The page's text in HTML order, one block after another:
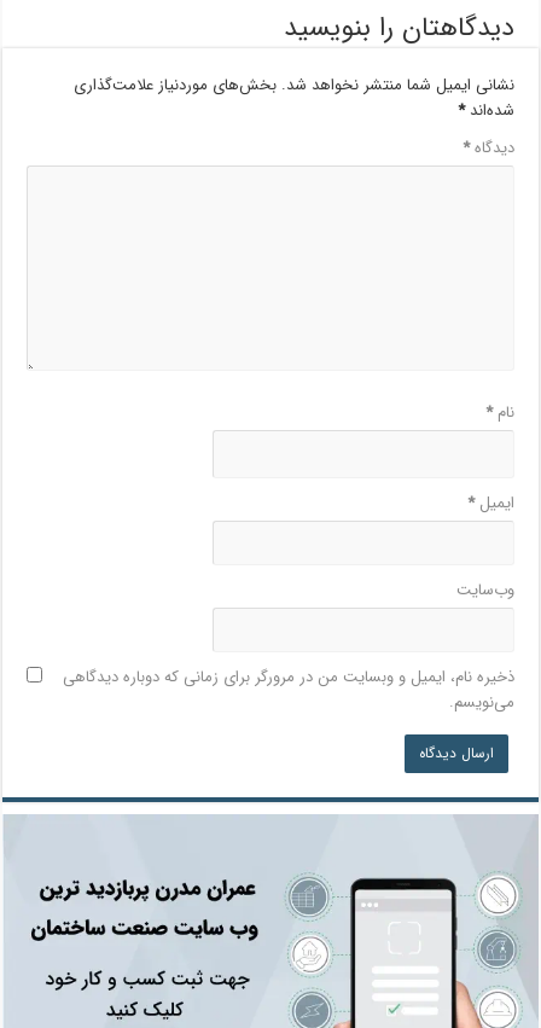
دیدگاهتان را بنویسید
نشانی ایمیل شما منتشر نخواهد شد. بخش‌های موردنیاز علامت‌گذاری
شده‌اند*
دیدگاه*
نام*
ایمیل*
وب‌سایت
ذخیره نام، ایمیل و وبسایت من در مرورگر برای زمانی که دوباره دیدگاهی
می‌نویسم.